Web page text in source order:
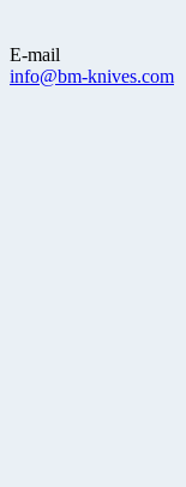
E-mail
info@bm-knives.com